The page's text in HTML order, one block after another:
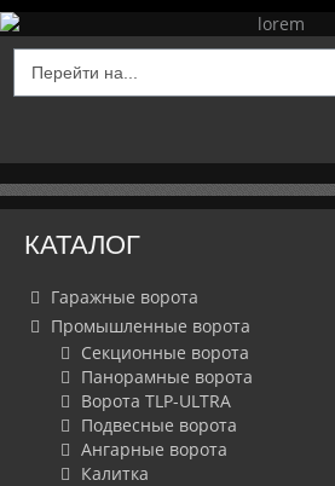
НОВИНКА!
КАТАЛОГ
Гаражные ворота
Промышленные ворота
Секционные ворота
Панорамные ворота
Ворота TLP-ULTRA
Подвесные ворота
Ангарные ворота
Калитка